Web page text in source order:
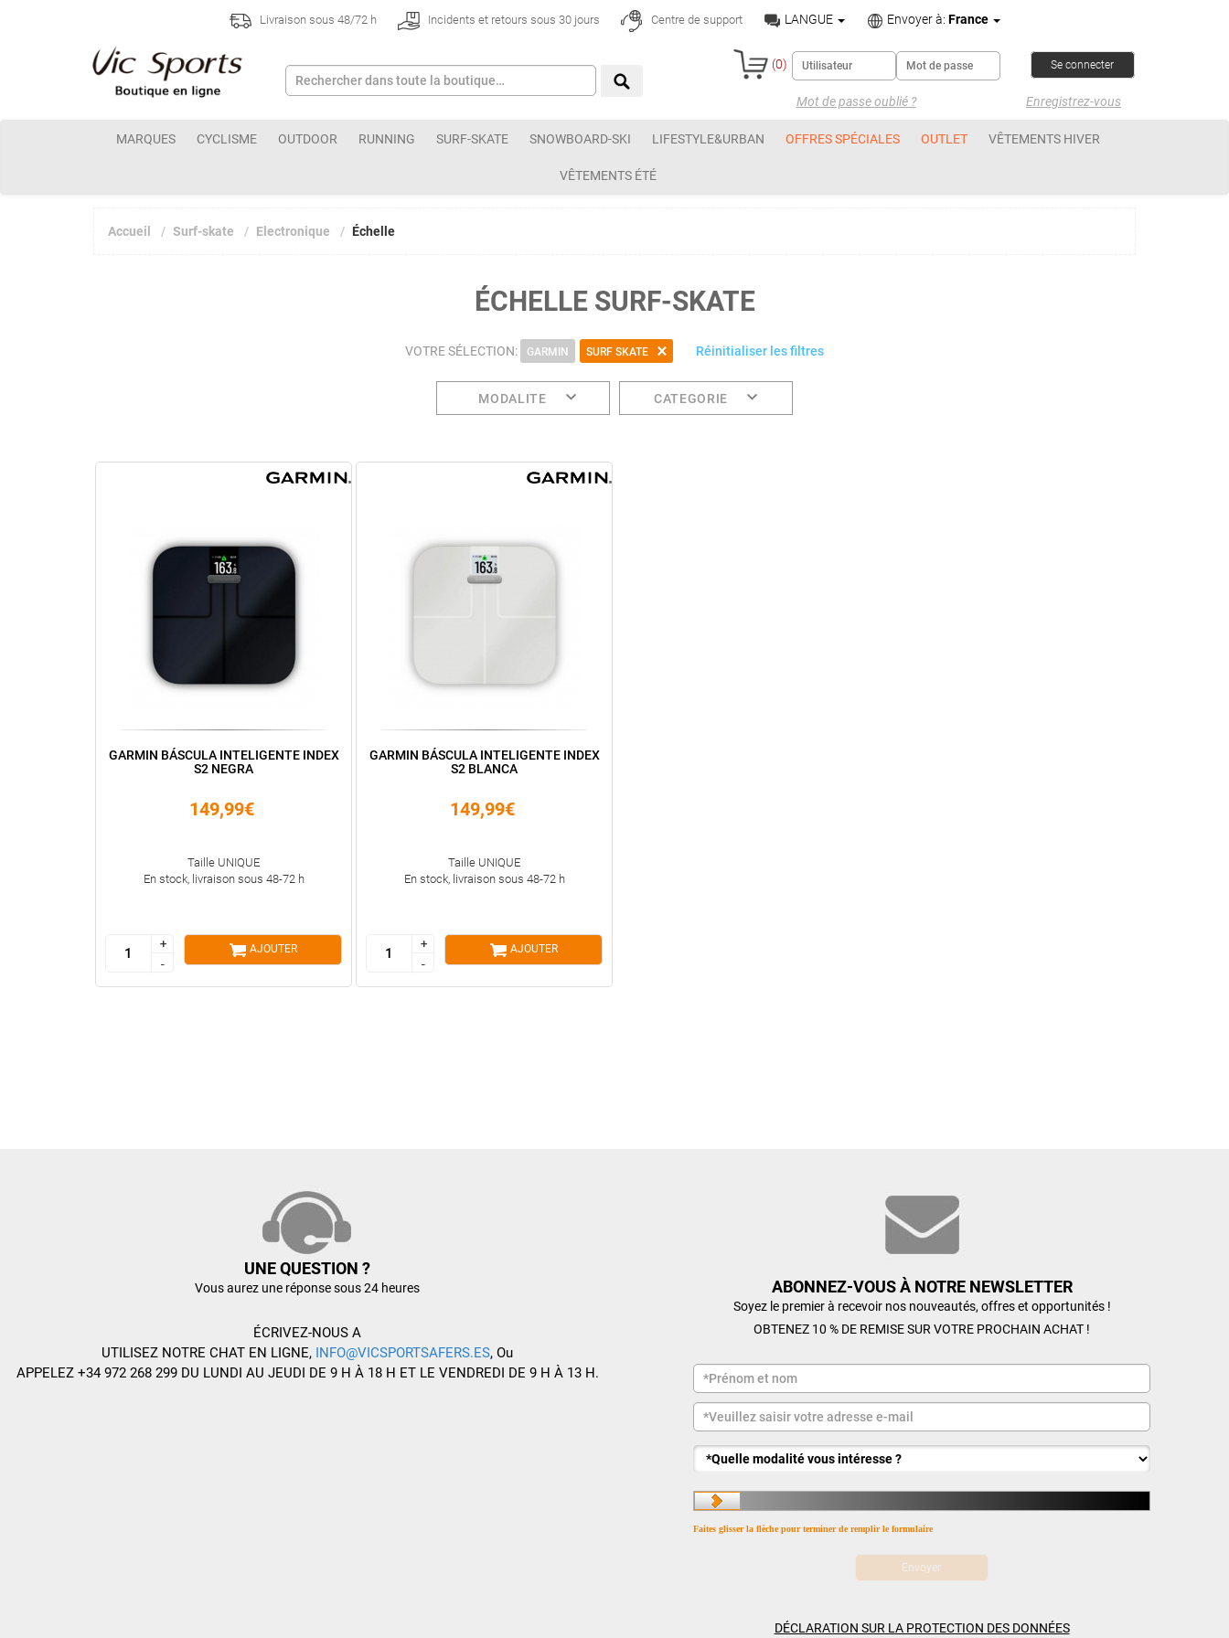
Livraison sous 48/72 h Incidents et retours sous 30 jours Centre de support LANGUE Envoyer à: France
(0)
Mot de passe oublié ? Enregistrez-vous
MARQUES CYCLISME OUTDOOR RUNNING SURF-SKATE SNOWBOARD-SKI LIFESTYLE&URBAN OFFRES SPÉCIALES OUTLET VÊTEMENTS HIVER
VÊTEMENTS ÉTÉ
Accueil Surf-skate Electronique Échelle
ÉCHELLE SURF-SKATE
VOTRE SÉLECTION: GARMIN SURF SKATE Réinitialiser les filtres
MODALITE CATEGORIE
GARMIN BÁSCULA INTELIGENTE INDEX
S2 NEGRA
149,99€
Taille UNIQUE
En stock, livraison sous 48-72 h
+
-
+
-
AJOUTER
GARMIN BÁSCULA INTELIGENTE INDEX
S2 BLANCA
149,99€
Taille UNIQUE
En stock, livraison sous 48-72 h
+
-
+
-
AJOUTER
UNE QUESTION ?
Vous aurez une réponse sous 24 heures
ÉCRIVEZ-NOUS A
UTILISEZ NOTRE CHAT EN LIGNE, INFO@VICSPORTSAFERS.ES, Ou
APPELEZ +34 972 268 299 DU LUNDI AU JEUDI DE 9 H À 18 H ET LE VENDREDI DE 9 H À 13 H.
ABONNEZ-VOUS À NOTRE NEWSLETTER
Soyez le premier à recevoir nos nouveautés, offres et opportunités !
OBTENEZ 10 % DE REMISE SUR VOTRE PROCHAIN ACHAT !
Faites glisser la flèche pour terminer de remplir le formulaire
DÉCLARATION SUR LA PROTECTION DES DONNÉES